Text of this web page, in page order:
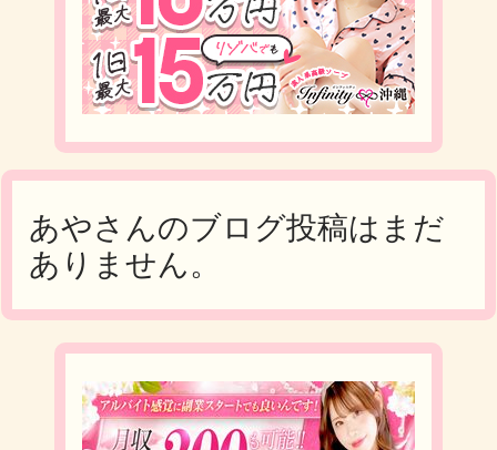
あやさんのブログ投稿はまだ
ありません。